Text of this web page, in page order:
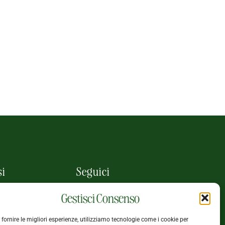
Gestisci Consenso
fornire le migliori esperienze, utilizziamo tecnologie come i cookie per
il tuo
e
Seguici